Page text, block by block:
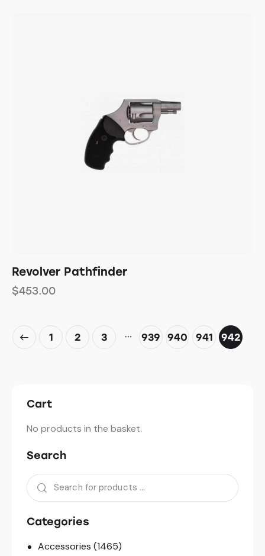
Revolver Pathfinder
$453.00
1 2 3 … 939 940 941 942
Cart
No products in the basket.
Search
Categories
Accessories (1465)